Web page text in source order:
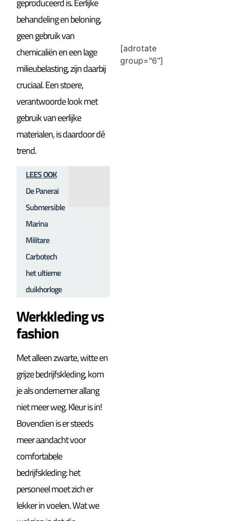
behandeling en beloning,
geen gebruik van
chemicaliën en een lage
milieubelasting, zijn daarbij
cruciaal. Een stoere,
verantwoorde look met
gebruik van eerlijke
materialen, is daardoor dé
trend.
LEES OOK
De Panerai
Submersible
Marina
Militare
Carbotech
het ultieme
duikhorloge
Werkkleding vs
fashion
Met alleen zwarte, witte en
grijze bedrijfskleding, kom
je als ondernemer allang
niet meer weg. Kleur is in!
Bovendien is er steeds
meer aandacht voor
comfortabele
bedrijfskleding: het
personeel moet zich er
lekker in voelen. Wat we
[adrotate
group="6"]